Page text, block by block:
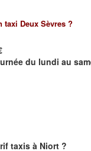
taxi Deux Sèvres ?
du lundi au
taxis à Niort ?